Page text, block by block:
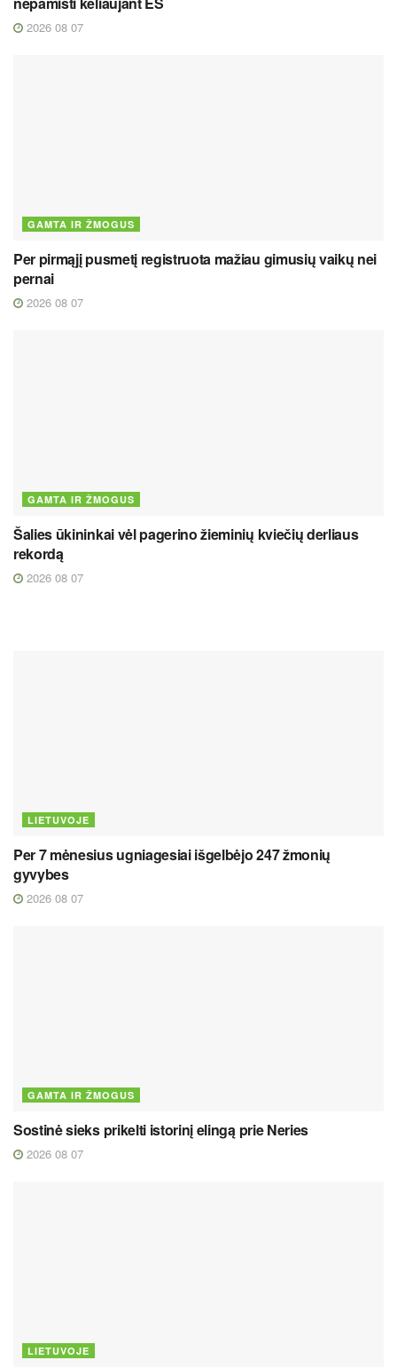
2026 08 07
GAMTA IR ŽMOGUS
Per pirmąjį pusmetį registruota mažiau gimusių vaikų nei
pernai
2026 08 07
GAMTA IR ŽMOGUS
Šalies ūkininkai vėl pagerino žieminių kviečių derliaus
rekordą
2026 08 07
LIETUVOJE
Per 7 mėnesius ugniagesiai išgelbėjo 247 žmonių
gyvybes
2026 08 07
GAMTA IR ŽMOGUS
Sostinė sieks prikelti istorinį elingą prie Neries
2026 08 07
LIETUVOJE